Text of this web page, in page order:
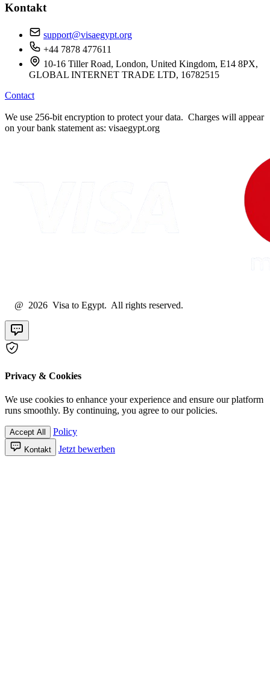
Kontakt
support@visaegypt.org
+44 7878 477611
10-16 Tiller Road, London, United Kingdom, E14 8PX,
GLOBAL INTERNET TRADE LTD, 16782515
Contact
We use 256-bit encryption to protect your data. Charges will appear
on your bank statement as: visaegypt.org
@ 2026 Visa to Egypt. All rights reserved.
Privacy & Cookies
We use cookies to enhance your experience and ensure our platform
runs smoothly. By continuing, you agree to our policies.
Accept All Policy
Kontakt Jetzt bewerben